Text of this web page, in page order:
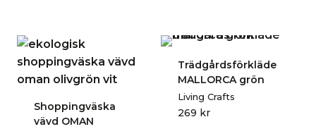
Shoppingväska
vävd OMAN
Trädgårdsförkläde
MALLORCA grön
Living Crafts
269 kr